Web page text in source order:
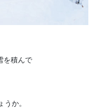
を積んで
か。